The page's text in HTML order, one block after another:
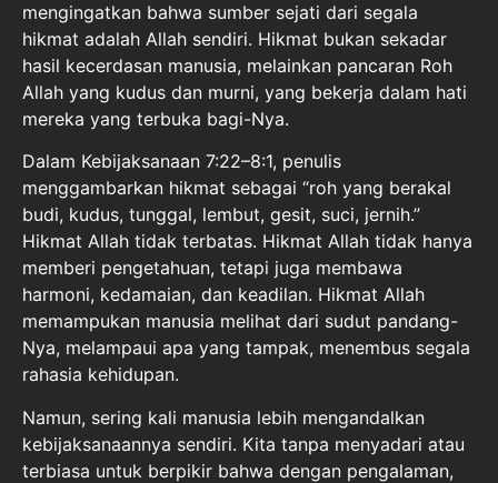
mengingatkan bahwa sumber sejati dari segala
hikmat adalah Allah sendiri. Hikmat bukan sekadar
hasil kecerdasan manusia, melainkan pancaran Roh
Allah yang kudus dan murni, yang bekerja dalam hati
mereka yang terbuka bagi-Nya.
Dalam Kebijaksanaan 7:22–8:1, penulis
menggambarkan hikmat sebagai “roh yang berakal
budi, kudus, tunggal, lembut, gesit, suci, jernih.”
Hikmat Allah tidak terbatas. Hikmat Allah tidak hanya
memberi pengetahuan, tetapi juga membawa
harmoni, kedamaian, dan keadilan. Hikmat Allah
memampukan manusia melihat dari sudut pandang-
Nya, melampaui apa yang tampak, menembus segala
rahasia kehidupan.
Namun, sering kali manusia lebih mengandalkan
kebijaksanaannya sendiri. Kita tanpa menyadari atau
terbiasa untuk berpikir bahwa dengan pengalaman,